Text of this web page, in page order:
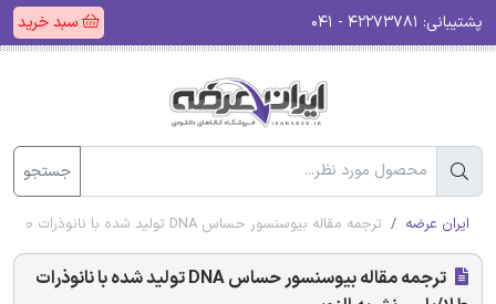
پشتیبانی: سبد خرید
جستجو
ایران عرضه ترجمه مقاله بیوسنسور حساس DNA تولید شده با نانوذرات طلا/پلی - نشریه الزویر
ترجمه مقاله بیوسنسور حساس DNA تولید شده با نانوذرات